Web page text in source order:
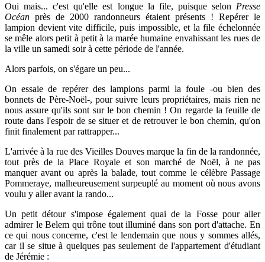
Oui mais... c'est qu'elle est longue la file, puisque selon Presse
Océan près de 2000 randonneurs étaient présents ! Repérer le
lampion devient vite difficile, puis impossible, et la file échelonnée
se mêle alors petit à petit à la marée humaine envahissant les rues de
la ville un samedi soir à cette période de l'année.
Alors parfois, on s'égare un peu...
On essaie de repérer des lampions parmi la foule -ou bien des
bonnets de Père-Noël-, pour suivre leurs propriétaires, mais rien ne
nous assure qu'ils sont sur le bon chemin ! On regarde la feuille de
route dans l'espoir de se situer et de retrouver le bon chemin, qu'on
finit finalement par rattrapper...
L'arrivée à la rue des Vieilles Douves marque la fin de la randonnée,
tout près de la Place Royale et son marché de Noël, à ne pas
manquer avant ou après la balade, tout comme le célèbre Passage
Pommeraye, malheureusement surpeuplé au moment où nous avons
voulu y aller avant la rando...
Un petit détour s'impose également quai de la Fosse pour aller
admirer le Belem qui trône tout illuminé dans son port d'attache. En
ce qui nous concerne, c'est le lendemain que nous y sommes allés,
car il se situe à quelques pas seulement de l'appartement d'étudiant
de Jérémie :